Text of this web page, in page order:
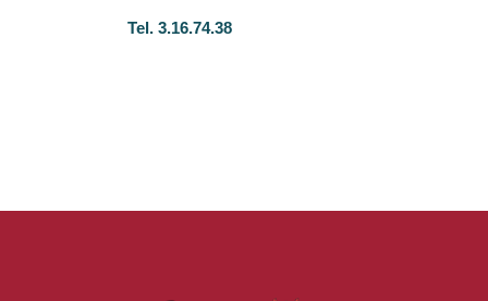
Tel. 3.16.74.38